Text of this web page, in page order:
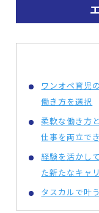
ワンオペ育児
働き方を選択
柔軟な働き方
仕事を両立で
経験を活かし
た新たなキャ
タスカルで叶